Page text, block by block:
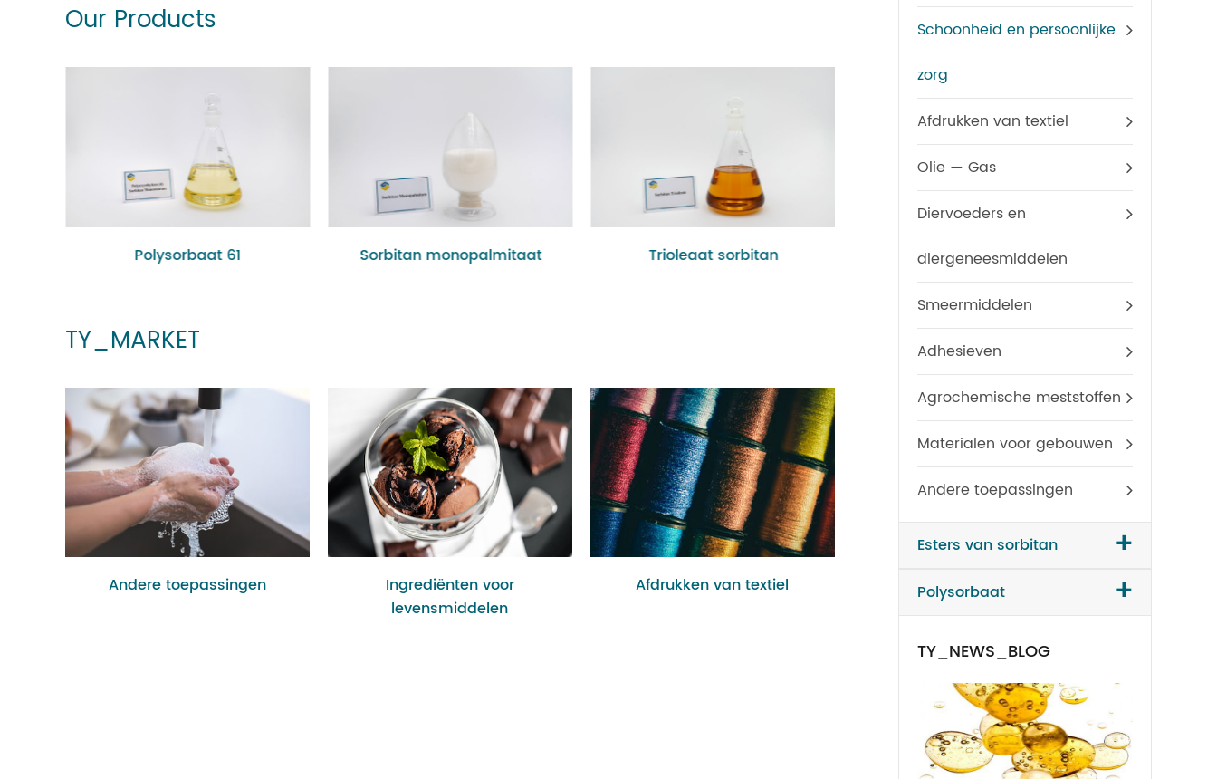
Our Products
Polysorbaat 61 Sorbitan monopalmitaat Trioleaat sorbitan Polysorbaat 65
TY_MARKET
Andere toepassingen
Ingrediënten voor
levensmiddelen
Afdrukken van textiel
Schoonheid en persoonlijke
zorg
Afdrukken van textiel
Olie — Gas
Diervoeders en
diergeneesmiddelen
Smeermiddelen
Adhesieven
Agrochemische meststoffen
Materialen voor gebouwen
Andere toepassingen
Esters van sorbitan +
Polysorbaat +
TY_NEWS_BLOG